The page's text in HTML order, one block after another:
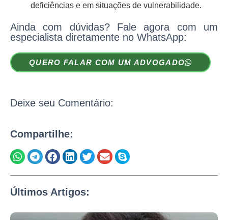
deficiências e em situações de vulnerabilidade.
Ainda com dúvidas? Fale agora com um
especialista diretamente no WhatsApp:
QUERO FALAR COM UM ADVOGADO
Deixe seu Comentário:
Compartilhe:
Últimos Artigos: